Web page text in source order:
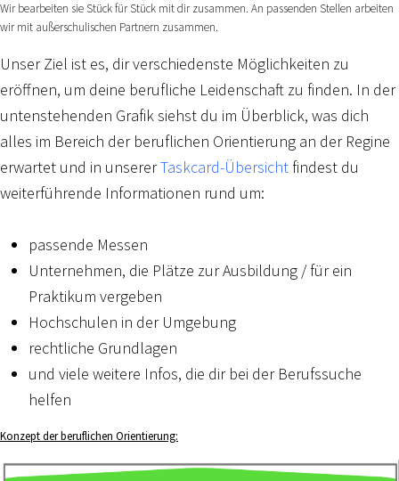
Wir bearbeiten sie Stück für Stück mit dir zusammen. An passenden Stellen arbeiten
wir mit außerschulischen Partnern zusammen.
Unser Ziel ist es, dir verschiedenste Möglichkeiten zu
eröffnen, um deine berufliche Leidenschaft zu finden. In der
untenstehenden Grafik siehst du im Überblick, was dich
alles im Bereich der beruflichen Orientierung an der Regine
erwartet und in unsererTaskcard-Übersicht findest du
weiterführende Informationen rund um:
passende Messen
Unternehmen, die Plätze zur Ausbildung / für ein
Praktikum vergeben
Hochschulen in der Umgebung
rechtliche Grundlagen
und viele weitere Infos, die dir bei der Berufssuche
helfen
Konzept der beruflichen Orientierung: